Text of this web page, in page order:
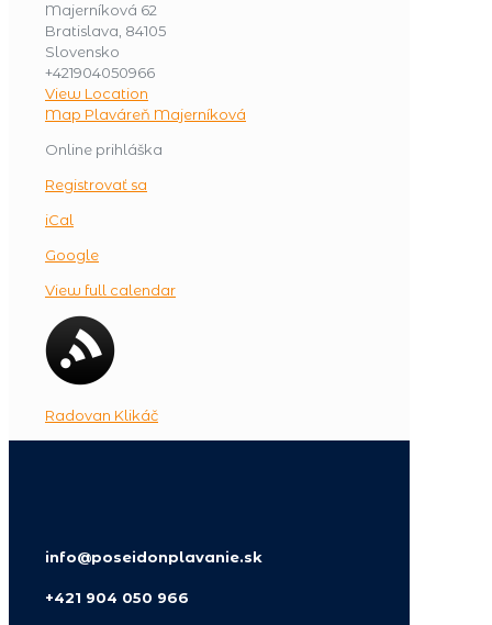
Majerníková 62
Bratislava 84105
Slovensko
+421904050966
View Location
Map Plaváreň Majerníková
Online prihláška
Registrovať sa
iCal
Google
View full calendar
Radovan Klikáč
info@poseidonplavanie.sk
+421 904 050 966